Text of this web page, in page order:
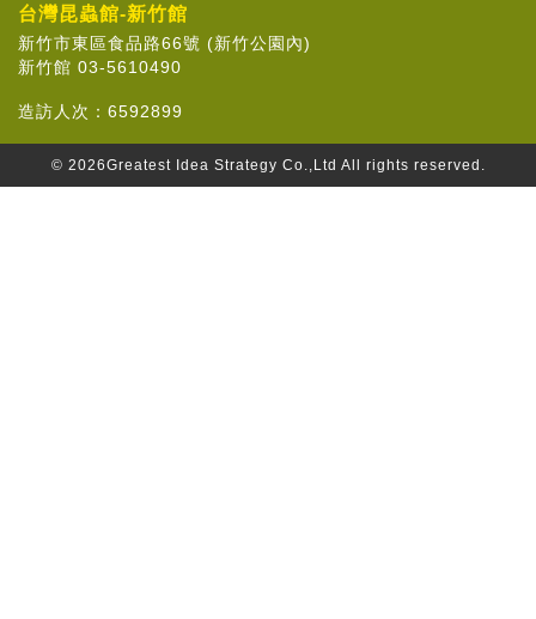
台灣昆蟲館-新竹館
新竹市東區食品路66號 (新竹公園內)
新竹館 03-5610490
造訪人次： 6592899
© 2026Greatest Idea Strategy Co.,Ltd All rights reserved.